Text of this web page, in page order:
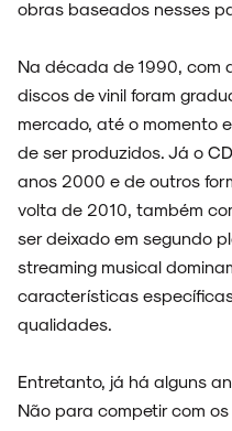
obras baseados nesses
Na década de 1990, com
discos de vinil foram
mercado, até o momento
de ser produzidos. Já o
anos 2000 e de outros
volta de 2010, também
ser deixado em segundo
streaming musical
características
qualidades.
Entretanto, já há alguns
Não para competir com